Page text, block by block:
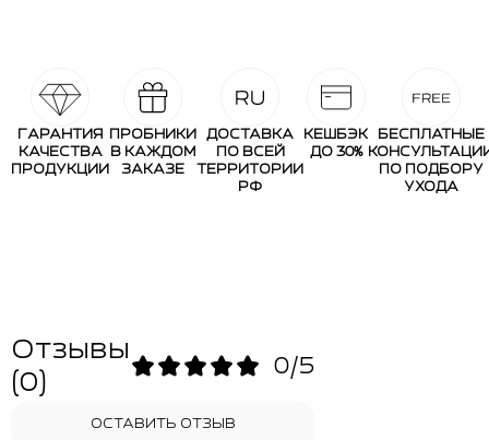
ГАРАНТИЯ
КАЧЕСТВА
ПРОДУКЦИИ
ПРОБНИКИ
В КАЖДОМ
ЗАКАЗЕ
ДОСТАВКА
ПО ВСЕЙ
ТЕРРИТОРИИ
РФ
КЕШБЭК
ДО 30%
БЕСПЛАТНЫЕ
ПО ПОДБОРУ
УХОДА
Отзывы
(0)
0/5
ОСТАВИТЬ ОТЗЫВ